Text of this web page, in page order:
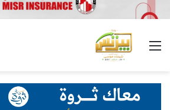
القائمة